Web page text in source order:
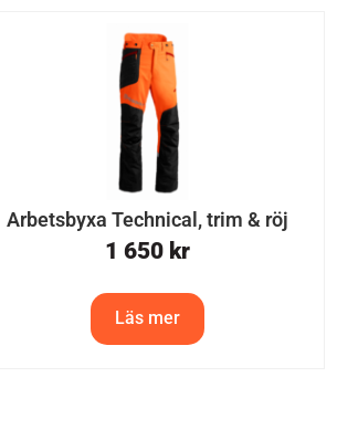
Arbetsbyxa Technical, trim & röj
1 650 kr
Läs mer